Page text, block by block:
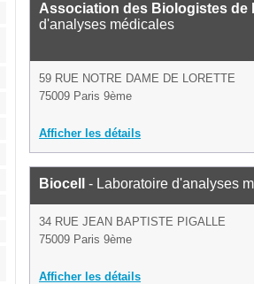
Association des Biologistes de
d'analyses médicales
59 RUE NOTRE DAME DE LORETTE
75009 Paris 9ème
Afficher les détails
Biocell - Laboratoire d'analyses
34 RUE JEAN BAPTISTE PIGALLE
75009 Paris 9ème
Afficher les détails